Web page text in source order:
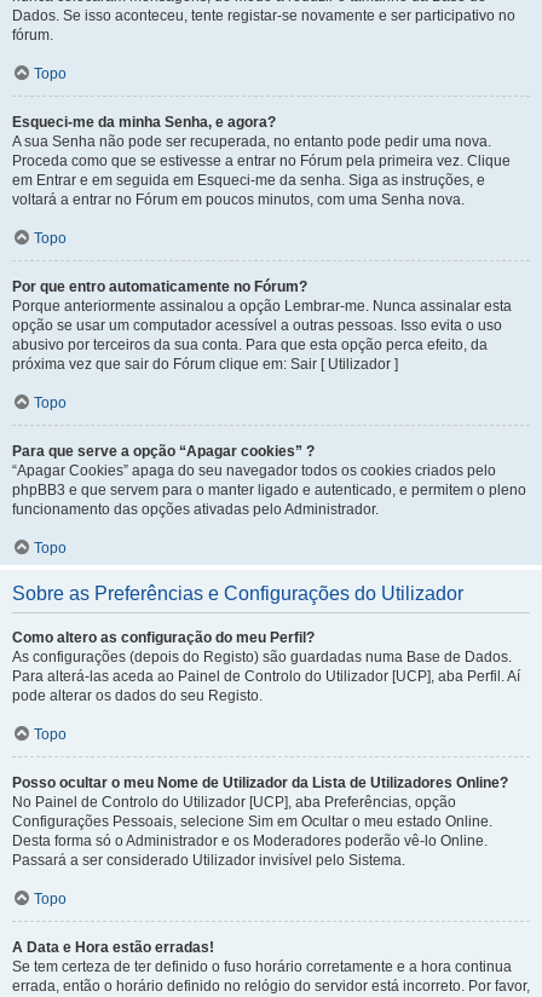
Dados. Se isso aconteceu, tente registar-se novamente e ser participativo no
fórum.
Topo
Esqueci-me da minha Senha, e agora?
A sua Senha não pode ser recuperada, no entanto pode pedir uma nova.
Proceda como que se estivesse a entrar no Fórum pela primeira vez. Clique
em Entrar e em seguida em Esqueci-me da senha. Siga as instruções, e
voltará a entrar no Fórum em poucos minutos, com uma Senha nova.
Topo
Por que entro automaticamente no Fórum?
Porque anteriormente assinalou a opção Lembrar-me. Nunca assinalar esta
opção se usar um computador acessível a outras pessoas. Isso evita o uso
abusivo por terceiros da sua conta. Para que esta opção perca efeito, da
próxima vez que sair do Fórum clique em: Sair [ Utilizador ]
Topo
Para que serve a opção “Apagar cookies” ?
“Apagar Cookies” apaga do seu navegador todos os cookies criados pelo
phpBB3 e que servem para o manter ligado e autenticado, e permitem o pleno
funcionamento das opções ativadas pelo Administrador.
Topo
Sobre as Preferências e Configurações do Utilizador
Como altero as configuração do meu Perfil?
As configurações (depois do Registo) são guardadas numa Base de Dados.
Para alterá-las aceda ao Painel de Controlo do Utilizador [UCP], aba Perfil. Aí
pode alterar os dados do seu Registo.
Topo
Posso ocultar o meu Nome de Utilizador da Lista de Utilizadores Online?
No Painel de Controlo do Utilizador [UCP], aba Preferências, opção
Configurações Pessoais, selecione Sim em Ocultar o meu estado Online.
Desta forma só o Administrador e os Moderadores poderão vê-lo Online.
Passará a ser considerado Utilizador invisível pelo Sistema.
Topo
A Data e Hora estão erradas!
Se tem certeza de ter definido o fuso horário corretamente e a hora continua
errada, então o horário definido no relógio do servidor está incorreto. Por favor,